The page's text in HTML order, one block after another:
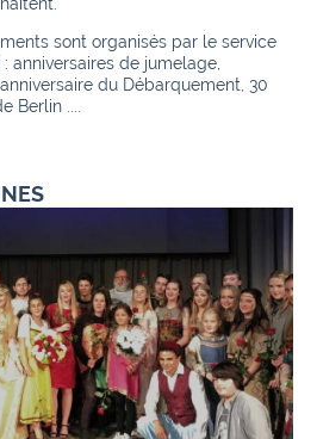
sont organisés par le service
anniversaires de jumelage,
du Débarquement, 30
Berlin ....